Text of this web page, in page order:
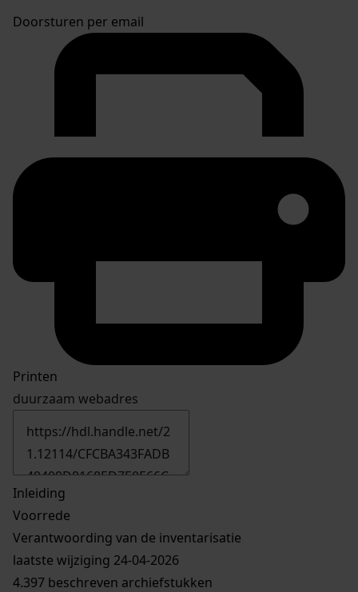
Doorsturen per email
Printen
duurzaam webadres
Inleiding
Voorrede
Verantwoording van de inventarisatie
laatste wijziging 24-04-2026
4.397 beschreven archiefstukken